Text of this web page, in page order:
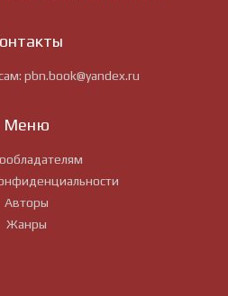
pbn.book@yandex.ru
Меню
Авторы
Жанры